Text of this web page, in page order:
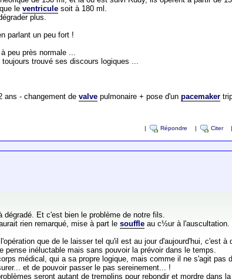
leventricule soit à 180 ml.
plus.
parlant un peu fort !
peu près normale ...
trouvé ses discours logiques ...
ans - changement devalve pulmonaire + pose d'unpacemaker
Répondre Citer
Et c'est bien le problème de notre fils.
rien remarqué, mise à part lesouffle au c½ur à l'auscultation.
que de le laisser tel qu'il est au jour d'aujourd'hui, c'est
pense inéluctable mais sans pouvoir la prévoir dans le temps.
médical, qui a sa propre logique, mais comme il ne s'agit pas
et de pouvoir passer le pas sereinement... !
seront autant de tremplins pour rebondir et mordre dans